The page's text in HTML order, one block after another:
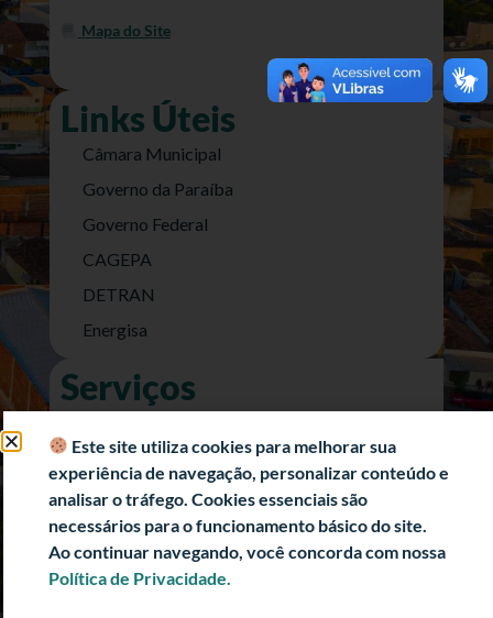
Mapa do Site
Links Úteis
Câmara Municipal
Governo da Paraíba
Governo Federal
CAGEPA
DETRAN
Energisa
Serviços
e-SIC (Acesso a Informação)
Transparência Fiscal
História
Informações Turísticas
Este site utiliza cookies para melhorar sua
experiência de navegação, personalizar conteúdo e
analisar o tráfego. Cookies essenciais são
necessários para o funcionamento básico do site.
Ao continuar navegando, você concorda com nossa
Política de Privacidade.